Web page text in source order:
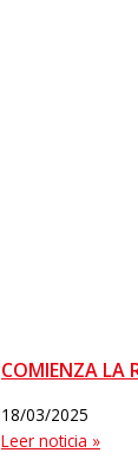
COMIENZA LA
18/03/2025
Leer noticia »